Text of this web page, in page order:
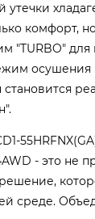
комфорт,
"TURBO"
осушения
- это не
среде.